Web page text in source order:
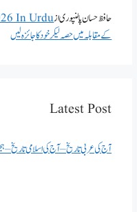
حافظ حسان پالنپوریاز
کے مقابلہ میں حصہ لیکر خود کا جائزہ لیں
Latest Post
آج کی عربی تاریخ – آج کی اسلامی تاریخ –